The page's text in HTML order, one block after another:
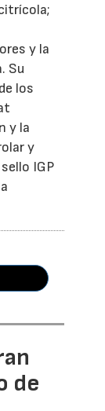
y la
Su
los
y la
y
IGP
de